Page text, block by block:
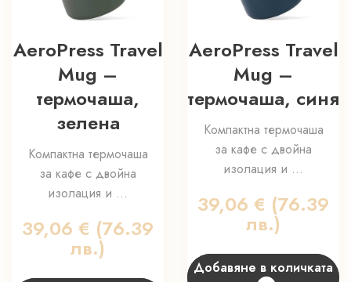
AeroPress Travel
Mug –
термочаша,
зелена
Компактна термочаша
за кафе с двойна
изолация и ...
39,06 € (76.39
лв.)
AeroPress Travel
Mug –
термочаша, синя
Компактна термочаша
за кафе с двойна
изолация и ...
39,06 € (76.39
лв.)
Добавяне в количката